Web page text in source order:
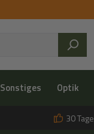
Sonstiges Optik
30